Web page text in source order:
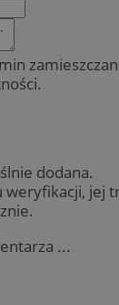
dodana.
jej
...